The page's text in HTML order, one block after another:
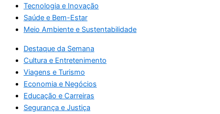
Tecnologia e Inovação
Saúde e Bem-Estar
Meio Ambiente e Sustentabilidade
Destaque da Semana
Cultura e Entretenimento
Viagens e Turismo
Economia e Negócios
Educação e Carreiras
Segurança e Justiça